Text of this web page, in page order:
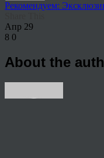
Рекомендуем:
Апр 29
8 0
About the